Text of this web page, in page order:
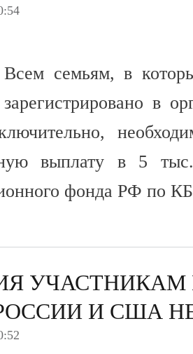
Всем семьям, в
зарегистрировано в
выплату в 5
фонда РФ по
И США